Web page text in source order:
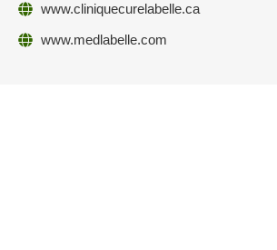
www.cliniquecurelabelle.ca
www.medlabelle.com